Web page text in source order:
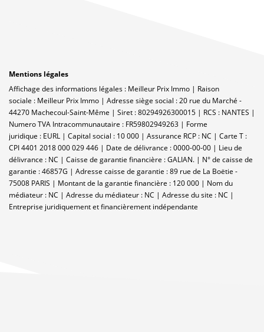
Mentions légales
Affichage des informations légales : Meilleur Prix Immo | Raison
sociale : Meilleur Prix Immo | Adresse siège social : 20 rue du Marché -
44270 Machecoul-Saint-Même | Siret : 80294926300015 | RCS : NANTES |
Numero TVA Intracommunautaire : FR59802949263 | Forme
juridique : EURL | Capital social : 10 000 | Assurance RCP : NC | Carte T :
CPI 4401 2018 000 029 446 | Date de délivrance : 0000-00-00 | Lieu de
délivrance : NC | Caisse de garantie financière : GALIAN. | N° de caisse de
garantie : 46857G | Adresse caisse de garantie : 89 rue de La Boëtie -
75008 PARIS | Montant de la garantie financière : 120 000 | Nom du
médiateur : NC | Adresse du médiateur : NC | Adresse du site : NC |
Entreprise juridiquement et financièrement indépendante